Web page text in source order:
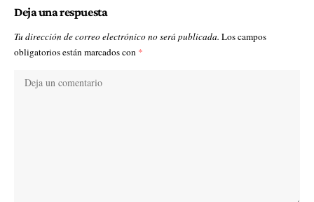
Deja una respuesta
Tu dirección de correo electrónico no será publicada. Los campos
obligatorios están marcados con *